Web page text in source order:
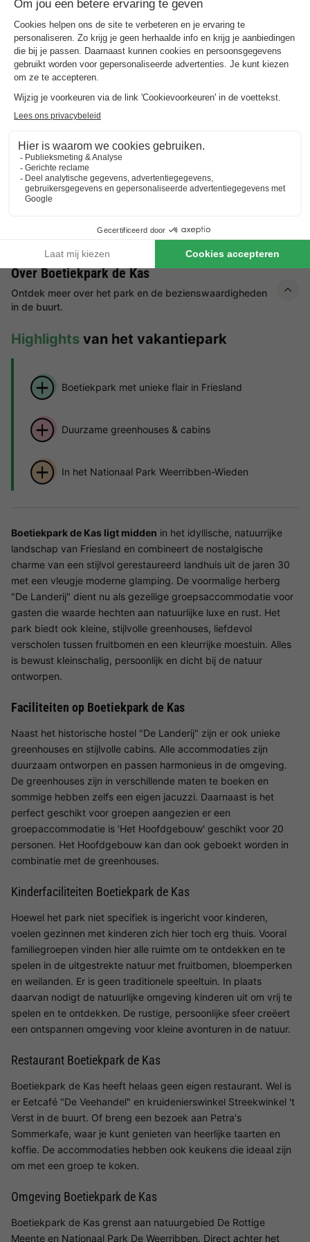
Hotelkamer 2 personen
2 Volwassenen 1 Slaapkamers 1 Badkamer
Wi-Fi toegang
Huisdieren toegestaan *
Van 26 tot 28 aug, 2 nachten, Vanaf
Aanbevolen prijs:€ 288
Meer weten
Over Boetiekpark de Kas
Ontdek meer over het park en de bezienswaardigheden
in de buurt.
Highlights van het vakantiepark
Boetiekpark met unieke flair in Friesland
Duurzame greenhouses & cabins
In het Nationaal Park Weerribben-Wieden
Boetiekpark de Kas ligt midden in het idyllische, natuurrijke
landschap van Friesland en combineert de nostalgische
charme van een stijlvol gerestaureerd landhuis uit de jaren 30
met een vleugje moderne glamping. De voormalige herberg
"De Landerij" dient nu als gezellige groepsaccommodatie voor
gasten die waarde hechten aan natuurlijke luxe en rust. Het
park biedt ook kleine, stijlvolle greenhouses, liefdevol
verscholen tussen fruitbomen en een kleurrijke moestuin. Alles
is bewust kleinschalig, persoonlijk en dicht bij de natuur
ontworpen.
Faciliteiten op Boetiekpark de Kas
Naast het historische hostel "De Landerij" zijn er ook unieke
greenhouses en stijlvolle cabins. Alle accommodaties zijn
duurzaam ontworpen en passen harmonieus in de omgeving.
De greenhouses zijn in verschillende maten te boeken en
sommige hebben zelfs een eigen jacuzzi. Daarnaast is het
perfect geschikt voor groepen aangezien er een
groepaccommodatie is 'Het Hoofdgebouw' geschikt voor 20
personen. Het Hoofdgebouw kan dan ook geboekt worden in
combinatie met de greenhouses.
Kinderfaciliteiten Boetiekpark de Kas
Hoewel het park niet specifiek is ingericht voor kinderen,
voelen gezinnen met kinderen zich hier toch erg thuis. Vooral
familiegroepen vinden hier alle ruimte om te ontdekken en te
spelen in de uitgestrekte natuur met fruitbomen, bloemperken
en weilanden. Er is geen traditionele speeltuin. In plaats
daarvan nodigt de natuurlijke omgeving kinderen uit om vrij te
spelen en te ontdekken. De rustige, persoonlijke sfeer creëert
een ontspannen omgeving voor kleine avonturen in de natuur.
Restaurant Boetiekpark de Kas
Boetiekpark de Kas heeft helaas geen eigen restaurant. Wel is
er Eetcafé "De Veehandel" en kruidenierswinkel Streekwinkel 't
Verst in de buurt. Of breng een bezoek aan Petra's
Sommerkafe, waar je kunt genieten van heerlijke taarten en
koffie. De accommodaties hebben ook keukens die ideaal zijn
om met een groep te koken.
Omgeving Boetiekpark de Kas
Boetiekpark de Kas grenst aan natuurgebied De Rottige
Meente en Nationaal Park De Weerribben. Direct achter het